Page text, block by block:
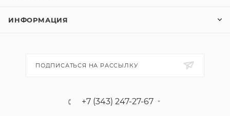
ИНФОРМАЦИЯ
ПОДПИСАТЬСЯ НА РАССЫЛКУ
+7 (343) 247-27-67